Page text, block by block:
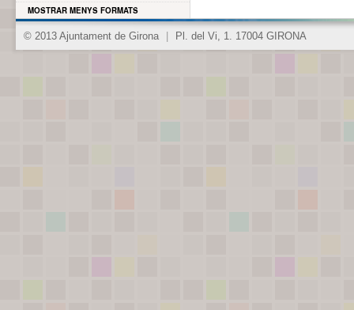
MOSTRAR MENYS FORMATS
© 2013 Ajuntament de Girona Pl. del Vi, 1. 17004 GIRONA